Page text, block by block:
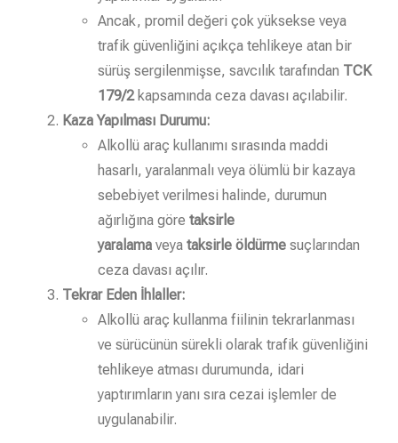
Ancak, promil değeri çok yüksekse veya
trafik güvenliğini açıkça tehlikeye atan bir
sürüş sergilenmişse, savcılık tarafından TCK
179/2kapsamında ceza davası açılabilir.
Kaza Yapılması Durumu:
Alkollü araç kullanımı sırasında maddi
hasarlı, yaralanmalı veya ölümlü bir kazaya
sebebiyet verilmesi halinde, durumun
ağırlığına göre taksirle
yaralama veya taksirle öldürme suçlarından
ceza davası açılır.
Tekrar Eden İhlaller:
Alkollü araç kullanma fiilinin tekrarlanması
ve sürücünün sürekli olarak trafik güvenliğini
tehlikeye atması durumunda, idari
yaptırımların yanı sıra cezai işlemler de
uygulanabilir.